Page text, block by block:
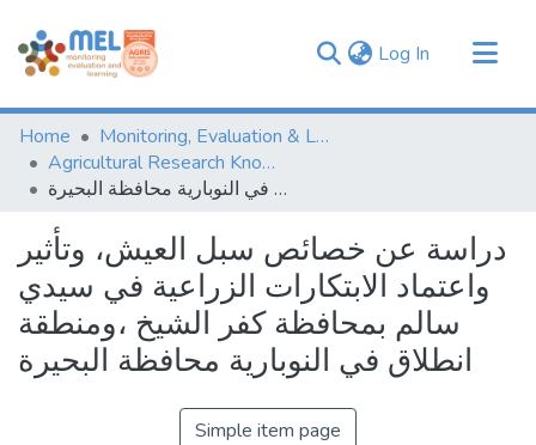
Log In (current)
Communities & Collections
Browse
Statistics
Home
Monitoring, Evaluation & Learning Repository
Agricultural Research Knowledge
دراسة عن خصائص سبل العيش، وتأثير واعتماد الابتكارات الزراعية في سيدي سالم بمحافظة كفر الشيخ ،ومنطقة انطلاق في النوبارية محافظة البحيرة
دراسة عن خصائص سبل العيش، وتأثير
واعتماد الابتكارات الزراعية في سيدي
سالم بمحافظة كفر الشيخ ،ومنطقة
انطلاق في النوبارية محافظة البحيرة
Simple item page